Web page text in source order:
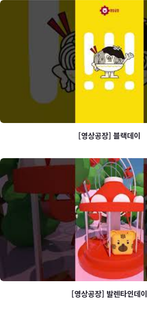
[영상공장] 삼일절
[영상공장] 블랙데이
[영상공장] 블랙데이
[영상공장] 발렌타인데이